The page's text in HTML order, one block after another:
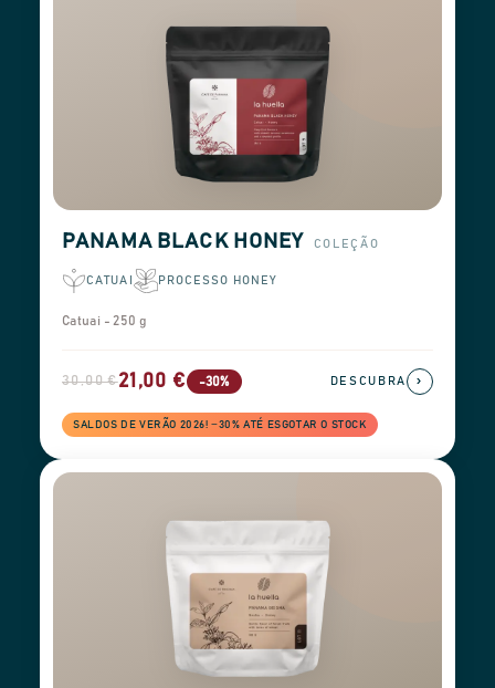
PANAMA BLACK HONEY COLEÇÃO
CATUAI PROCESSO HONEY
Catuai - 250 g
30,00 €21,00 € -30%
SALDOS DE VERÃO 2026! −30% ATÉ ESGOTAR O STOCK
DESCUBRA ›